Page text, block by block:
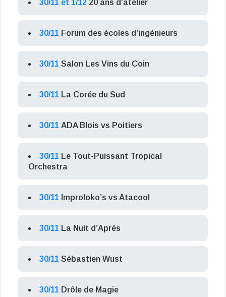
30/11 et 1/12 20 ans d’atelier
30/11 Forum des écoles d’ingénieurs
30/11 Salon Les Vins du Coin
30/11 La Corée du Sud
30/11 ADA Blois vs Poitiers
30/11 Le Tout-Puissant Tropical
Orchestra
30/11 Improloko’s vs Atacool
30/11 La Nuit d’Après
30/11 Sébastien Wust
30/11 Drôle de Magie